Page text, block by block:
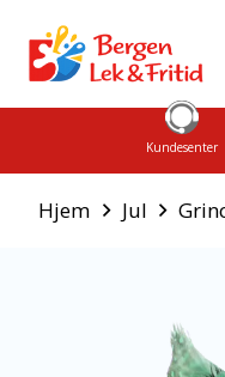
Kundesenter
Hjem Jul